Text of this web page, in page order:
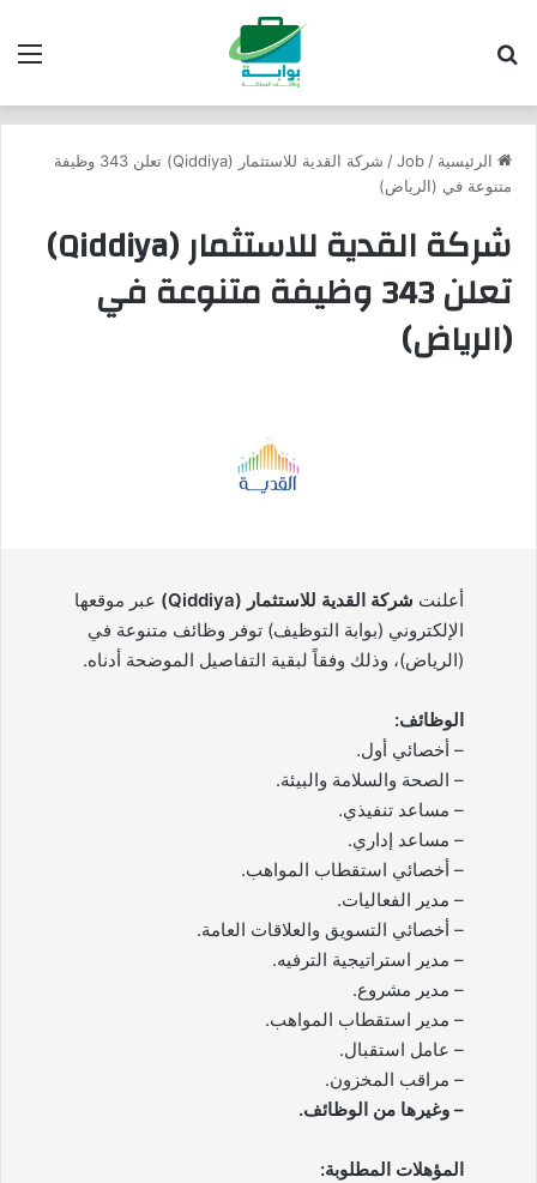
الرئيسية /
Job
/
شركة القدية للاستثمار (Qiddiya) تعلن 343 وظيفة
متنوعة في (الرياض)
شركة القدية للاستثمار (Qiddiya)
تعلن 343 وظيفة متنوعة في
(الرياض)
أعلنت شركة القدية للاستثمار (Qiddiya)
عبر موقعها
الإلكتروني (بوابة التوظيف) توفر وظائف متنوعة في
(الرياض)، وذلك وفقاً لبقية التفاصيل الموضحة أدناه.
الوظائف:
– أخصائي أول.
– الصحة والسلامة والبيئة.
– مساعد تنفيذي.
– مساعد إداري.
– أخصائي استقطاب المواهب.
– مدير الفعاليات.
– أخصائي التسويق والعلاقات العامة.
– مدير استراتيجية الترفيه.
– مدير مشروع.
– مدير استقطاب المواهب.
– عامل استقبال.
– مراقب المخزون.
– وغيرها من الوظائف.
المؤهلات المطلوبة: